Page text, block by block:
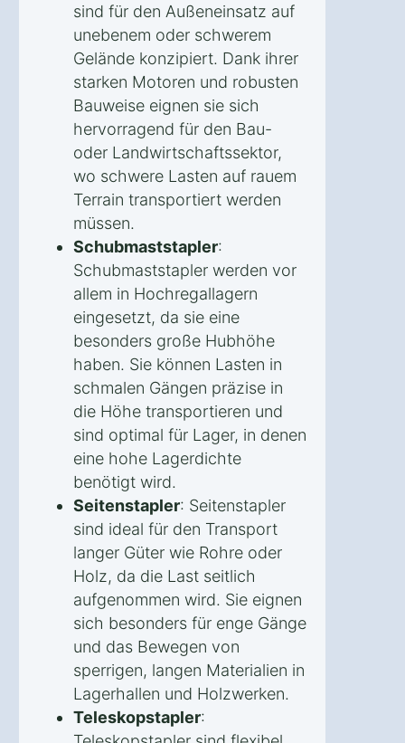
sind für den Außeneinsatz auf
unebenem oder schwerem
Gelände konzipiert. Dank ihrer
starken Motoren und robusten
Bauweise eignen sie sich
hervorragend für den Bau-
oder Landwirtschaftssektor,
wo schwere Lasten auf rauem
Terrain transportiert werden
müssen.
Schubmaststapler:
Schubmaststapler werden vor
allem in Hochregallagern
eingesetzt, da sie eine
besonders große Hubhöhe
haben. Sie können Lasten in
schmalen Gängen präzise in
die Höhe transportieren und
sind optimal für Lager, in denen
eine hohe Lagerdichte
benötigt wird.
Seitenstapler: Seitenstapler
sind ideal für den Transport
langer Güter wie Rohre oder
Holz, da die Last seitlich
aufgenommen wird. Sie eignen
sich besonders für enge Gänge
und das Bewegen von
sperrigen, langen Materialien in
Lagerhallen und Holzwerken.
Teleskopstapler: